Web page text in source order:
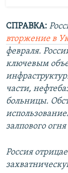
СПРАВКА:
вторжение в
февраля.
ключевым
части,
больницы.
залпового
Россия